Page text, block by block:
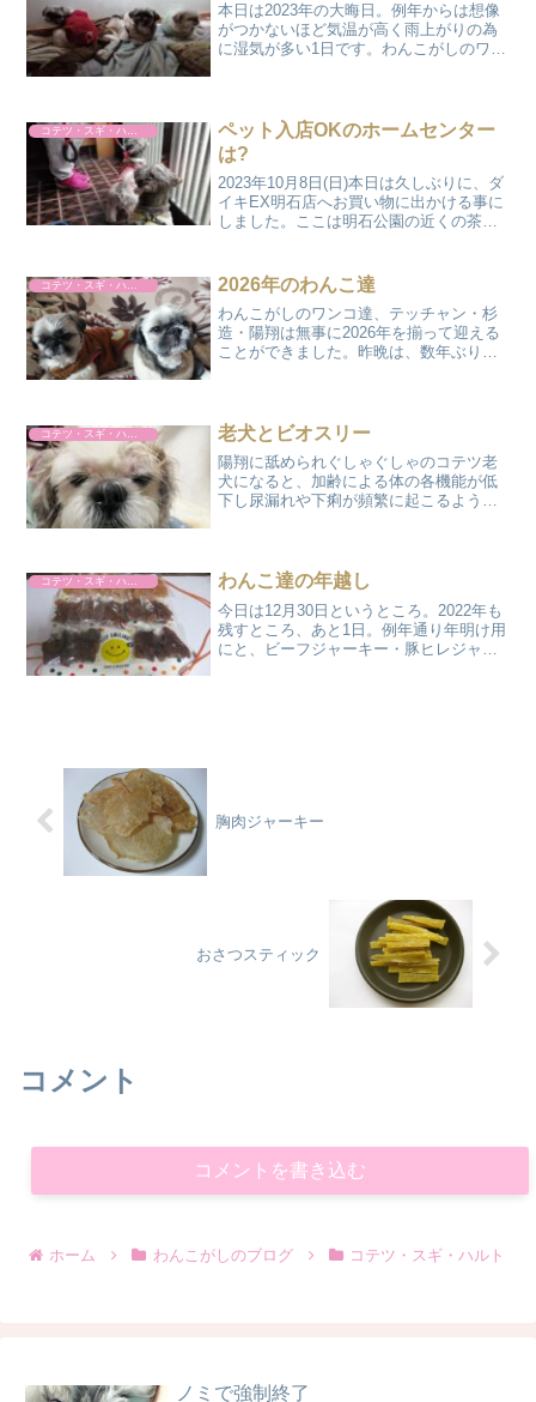
本日は2023年の大晦日。例年からは想像
がつかないほど気温が高く雨上がりの為
に湿気が多い1日です。わんこがしのワン
キーを作ることが毎...
ペット入店OKのホームセンター
は?
2023年10月8日(日)本日は久しぶりに、ダ
イキEX明石店へお買い物に出かける事に
しました。ここは明石公園の近くの茶園
されたペット入店OKの大型ホームセンタ
ーです。もう...
コテツ・スギ・ハルト 2026年のわんこ達
わんこがしのワンコ達、テッチャン・杉
造・陽翔は無事に2026年を揃って迎える
ことができました。昨晩は、数年ぶりに
まで経っても起きて...
老犬とビオスリー
陽翔に舐められぐしゃぐしゃのコテツ老
犬になると、加齢による体の各機能が低
下し尿漏れや下痢が頻繁に起こるように
下痢の時の処置として、...
コテツ・スギ・ハルト わんこ達の年越し
今日は12月30日というところ。2022年も
残すところ、あと1日。例年通り年明け用
にと、ビーフジャーキー・豚ヒレジャー
胸肉ジャーキー
おさつスティック
コメント
コメントを書き込む
ホーム わんこがしのブログ コテツ・スギ・ハルト
ノミで強制終了